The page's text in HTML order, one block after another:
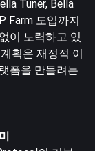
Tuner, Bella
Farm 도입까지
이 노력하고 있
획은 재정적 이
폼을 만들려는